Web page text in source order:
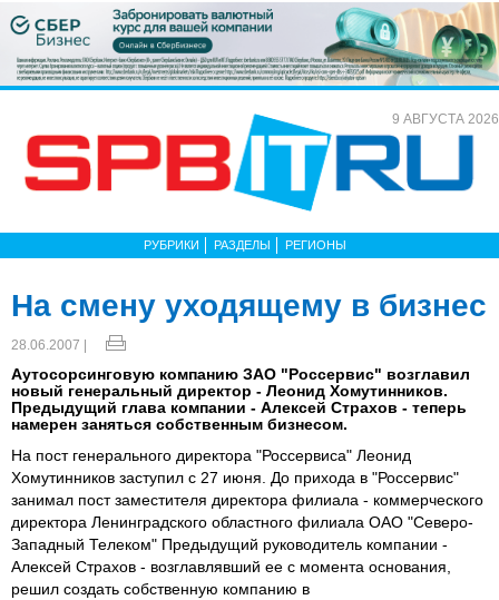
9 АВГУСТА 2026
РУБРИКИ РАЗДЕЛЫ РЕГИОНЫ
На смену уходящему в бизнес
28.06.2007 |
Аутосорсинговую компанию ЗАО "Россервис" возглавил
новый генеральный директор - Леонид Хомутинников.
Предыдущий глава компании - Алексей Страхов - теперь
намерен заняться собственным бизнесом.
На пост генерального директора "Россервиса" Леонид
Хомутинников заступил с 27 июня. До прихода в "Россервис"
занимал пост заместителя директора филиала - коммерческого
директора Ленинградского областного филиала ОАО "Северо-
Западный Телеком" Предыдущий руководитель компании -
Алексей Страхов - возглавлявший ее с момента основания,
решил создать собственную компанию в